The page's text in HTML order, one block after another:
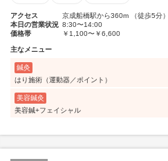
アクセス
京成船橋駅から360m （徒歩5分）
本日の営業状況 8:30〜14:00
価格帯
￥1,100〜￥6,600
主なメニュー
鍼灸
はり施術（運動器／ポイント）
美容鍼灸
美容鍼+フェイシャル